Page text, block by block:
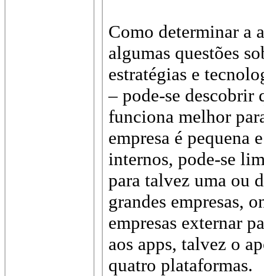
Como determinar a
algumas questões
estratégias e
– pode-se
funciona melhor
empresa é pequena
internos, pode-se
para talvez uma ou
grandes empresas,
empresas externar
aos apps, talvez o
quatro plataformas.